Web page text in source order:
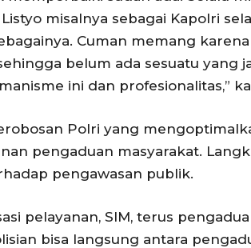
misalnya sebagai Kapolri
Cuman memang
belum ada sesuatu yang
ini dan profesionalitas,”
Polri yang
pengaduan masyarakat.
pengawasan publik.
pelayanan, SIM, terus
bisa langsung antara